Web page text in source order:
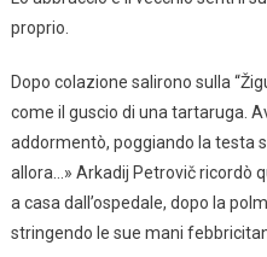
proprio.
Dopo colazione salirono sulla
come il guscio di una tartaruga.
addormentò, poggiando la testa
allora…» Arkadij Petrovič ricordò
a casa dall’ospedale, dopo la
stringendo le sue mani